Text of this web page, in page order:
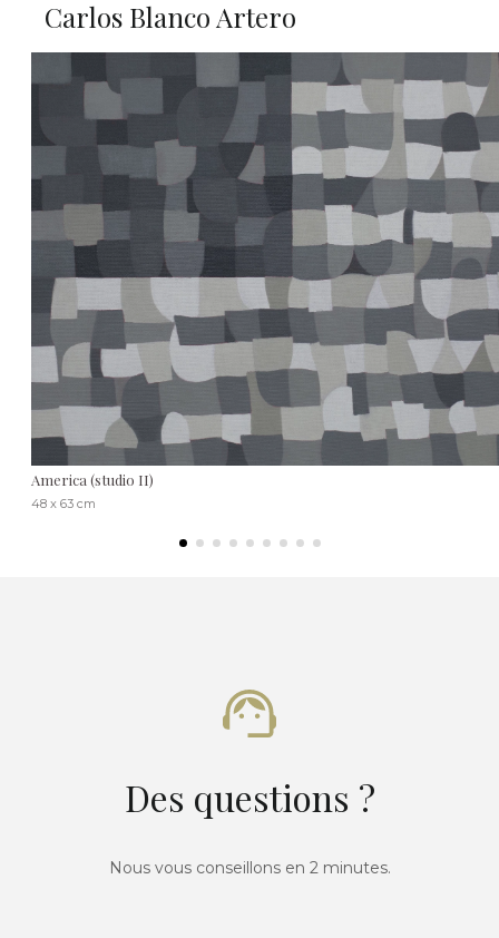
Carlos Blanco Artero
America (studio II)
48 x 63 cm
Des questions ?
Nous vous conseillons en 2 minutes.